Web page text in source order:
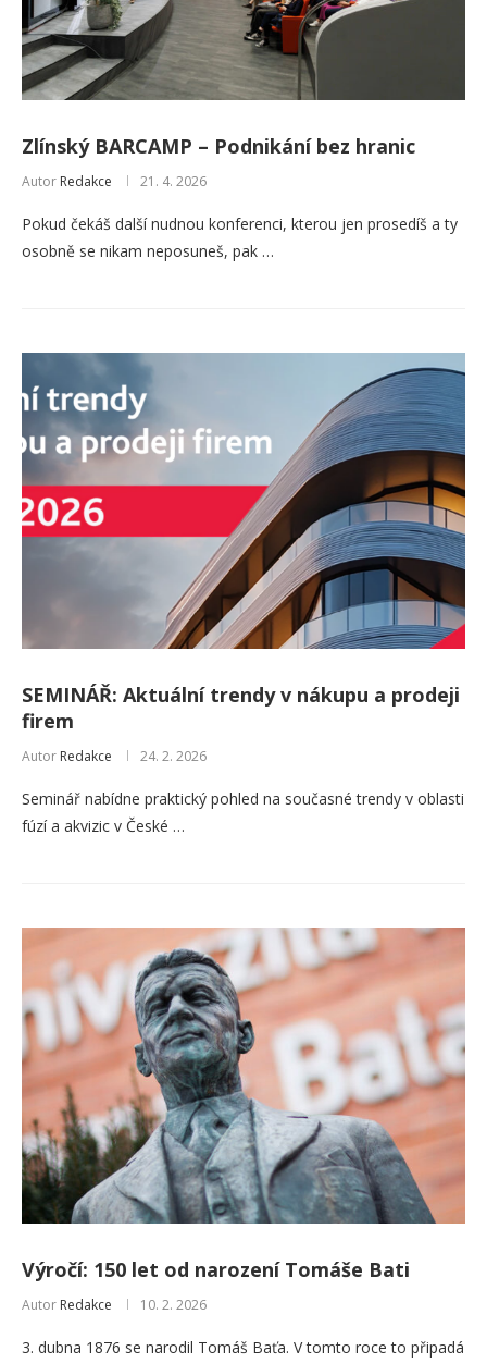
Zlínský BARCAMP – Podnikání bez hranic
Autor Redakce 21. 4. 2026
Pokud čekáš další nudnou konferenci, kterou jen prosedíš a ty
osobně se nikam neposuneš, pak …
SEMINÁŘ: Aktuální trendy v nákupu a prodeji
firem
Autor Redakce 24. 2. 2026
Seminář nabídne praktický pohled na současné trendy v oblasti
fúzí a akvizic v České …
Výročí: 150 let od narození Tomáše Bati
Autor Redakce 10. 2. 2026
3. dubna 1876 se narodil Tomáš Baťa. V tomto roce to připadá